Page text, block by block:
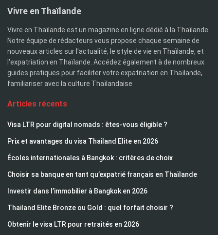
Vivre en Thaïlande
Vivre en Thaïlande est un magazine en ligne dédié à la Thaïlande.
Notre équipe de rédacteurs vous propose chaque semaine de
nouveaux articles sur l'actualité, le style de vie en Thaïlande, et
l'expatriation en Thaïlande. Accédez également à de nombreux
guides pratiques pour faciliter votre expatriation en Thaïlande,
familiariser avec la culture Thaïlandaise
Articles récents
Visa LTR pour digital nomads : êtes-vous éligible ?
Prix et avantages du visa Thailand Elite en 2026
Écoles internationales à Bangkok : critères de choix
Choisir sa banque en tant qu’expatrié français en Thaïlande
Investir dans l’immobilier à Bangkok en 2026
Thailand Elite Bronze ou Gold : quel forfait choisir ?
Obtenir le visa LTR pour retraités en 2026